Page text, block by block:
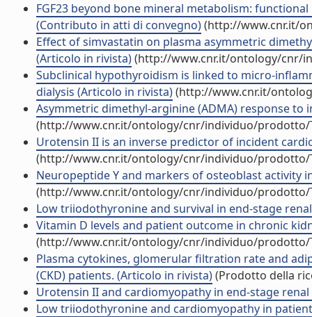
FGF23 beyond bone mineral metabolism:
(Contributo in atti di convegno)(http://www.cnr.it/
Effect of simvastatin on plasma asymmetric
(Articolo in rivista)(http://www.cnr.it/ontology/cnr/
Subclinical hypothyroidism is linked to micro-
dialysis (Articolo in rivista)(http://www.cnr.it/
Asymmetric dimethyl-arginine (ADMA) response
(http://www.cnr.it/ontology/cnr/individuo/prodotto/
Urotensin II is an inverse predictor of incident
(http://www.cnr.it/ontology/cnr/individuo/prodotto/
Neuropeptide Y and markers of osteoblast activity
(http://www.cnr.it/ontology/cnr/individuo/prodotto/
Low triiodothyronine and survival in end-stage
Vitamin D levels and patient outcome in chronic
(http://www.cnr.it/ontology/cnr/individuo/prodotto/
Plasma cytokines, glomerular filtration rate and
(CKD) patients. (Articolo in rivista)(Prodotto della
Urotensin II and cardiomyopathy in end-stage
Low triiodothyronine and cardiomyopathy in